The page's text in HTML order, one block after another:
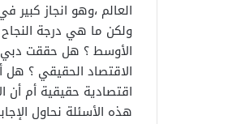
العالم ،وهو انجاز
ولكن ما هي درجة
الأوسط ؟ هل حققت دبي
الاقتصاد الحقيقي ؟ هل
اقتصادية حقيقية أم أن
هذه الأسئلة نحاول